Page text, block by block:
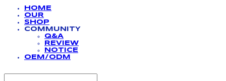
HOME
OUR
SHOP
COMMUNITY
Q&A
REVIEW
NOTICE
OEM/ODM